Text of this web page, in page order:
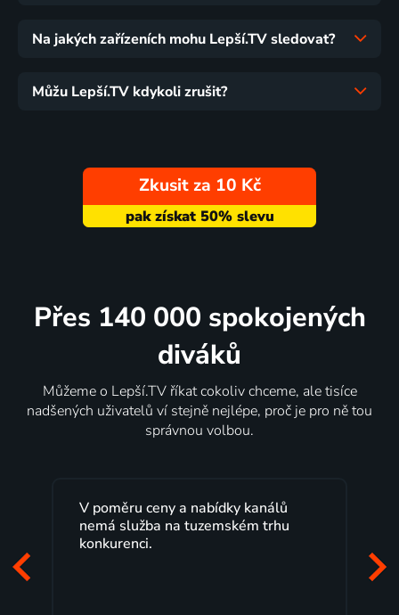
Na jakých zařízeních mohu Lepší.TV sledovat?
Můžu Lepší.TV kdykoli zrušit?
Zkusit za 10 Kč
Přes 140 000 spokojených
diváků
Můžeme o Lepší.TV říkat cokoliv chceme, ale tisíce
nadšených uživatelů ví stejně nejlépe, proč je pro ně tou
správnou volbou.
Lepší.TV sleduji už několik let s
maximální spokojeností. Velký výběr
programů a nemuset běžet k TV na
začátek programu, to je přesně to, co